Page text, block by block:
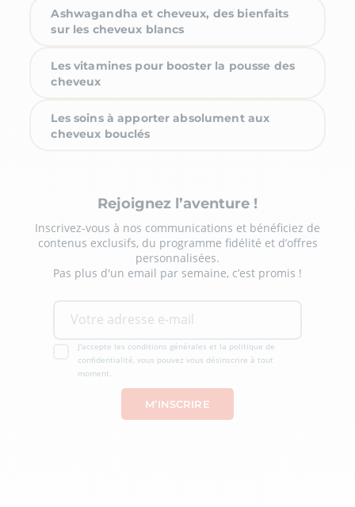
Ashwagandha et cheveux, des bienfaits
sur les cheveux blancs
Les vitamines pour booster la pousse des
cheveux
Les soins à apporter absolument aux
cheveux bouclés
Rejoignez l’aventure !
Inscrivez-vous à nos communications et bénéficiez de
contenus exclusifs, du programme fidélité et d’offres
personnalisées.
Pas plus d'un email par semaine, c’est promis !
J'accepte les conditions générales et la politique de
confidentialité, vous pouvez vous désinscrire à tout
moment.